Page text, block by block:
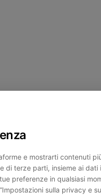
e mostrarti contenuti
di terze parti, insieme ai dati
preferenze in qualsiasi
sulla privacy e